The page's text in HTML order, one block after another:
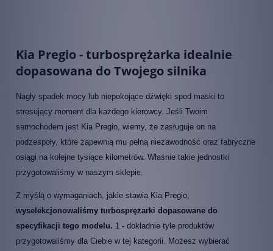
Kia Pregio - turbosprężarka idealnie
dopasowana do Twojego silnika
Nagły spadek mocy lub niepokojące dźwięki spod maski to
stresujący moment dla każdego kierowcy. Jeśli Twoim
samochodem jest Kia Pregio, wiemy, że zasługuje on na
podzespoły, które zapewnią mu pełną niezawodność oraz fabryczne
osiągi na kolejne tysiące kilometrów. Właśnie takie jednostki
przygotowaliśmy w naszym sklepie.
Z myślą o wymaganiach, jakie stawia Kia Pregio,
wyselekcjonowaliśmy turbosprężarki dopasowane do
specyfikacji tego modelu. 1 - dokładnie tyle produktów
przygotowaliśmy dla Ciebie w tej kategorii. Możesz wybierać